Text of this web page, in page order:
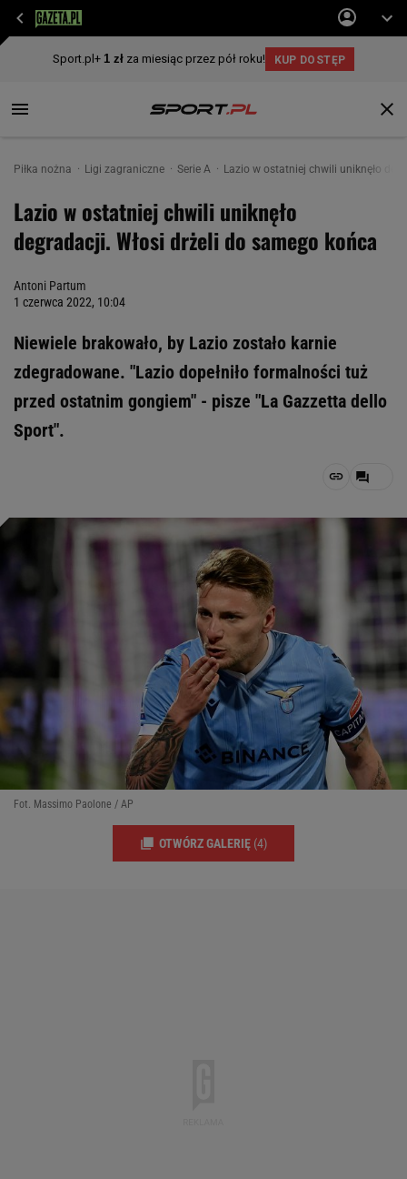
Piłka nożna Ligi zagraniczne Serie A Lazio w ostatniej chwili uniknęło
Lazio w ostatniej chwili uniknęło
degradacji. Włosi drżeli do samego końca
Antoni Partum
1 czerwca 2022, 10:04
Niewiele brakowało, by Lazio zostało karnie
zdegradowane. "Lazio dopełniło formalności tuż
przed ostatnim gongiem" - pisze "La Gazzetta dello
Sport".
Fot. Massimo Paolone / AP
OTWÓRZ GALERIĘ (4)